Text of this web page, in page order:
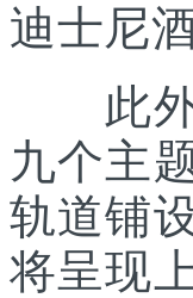
迪士尼酒
此外
九个主
轨道铺
将呈现